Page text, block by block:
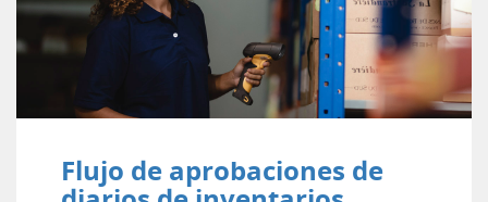
Flujo de aprobaciones de